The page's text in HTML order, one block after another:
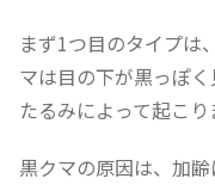
まず1つ目のタイプは
マは目の下が黒っぽ
たるみによって起こり
黒クマの原因は、加